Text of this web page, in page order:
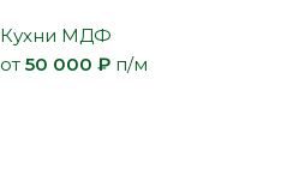
Кухни МДФ
от 50 000 ₽ п/м